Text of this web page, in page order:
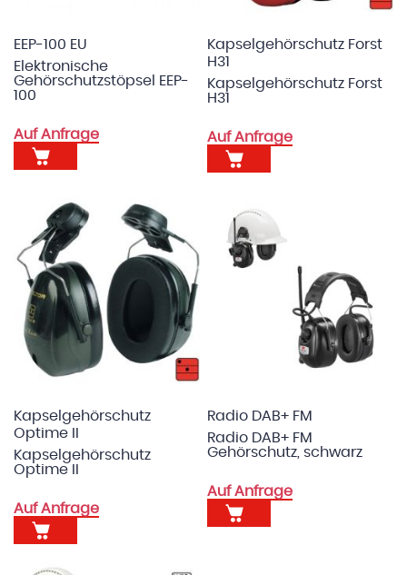
EEP-100 EU
Elektronische
Gehörschutzstöpsel EEP-
100
Auf Anfrage
Kapselgehörschutz Forst
H31
Kapselgehörschutz Forst
H31
Auf Anfrage
Kapselgehörschutz
Optime II
Kapselgehörschutz
Optime II
Auf Anfrage
Radio DAB+ FM
Radio DAB+ FM
Gehörschutz, schwarz
Auf Anfrage